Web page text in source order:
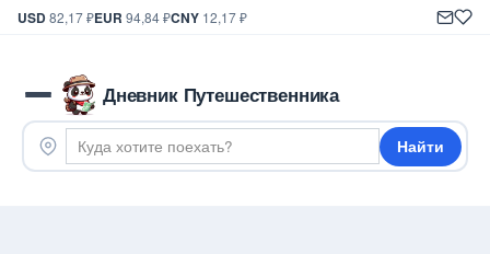
USD82,17 ₽EUR 94,84 ₽CNY 12,17 ₽
Дневник Путешественника
Найти